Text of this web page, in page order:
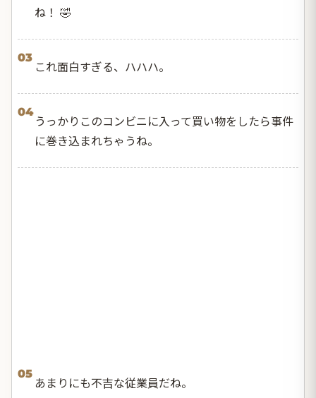
ね！ 🤣
03
これ面白すぎる、ハハハ。
04
うっかりこのコンビニに入って買い物をしたら事件
に巻き込まれちゃうね。
05
あまりにも不吉な従業員だね。